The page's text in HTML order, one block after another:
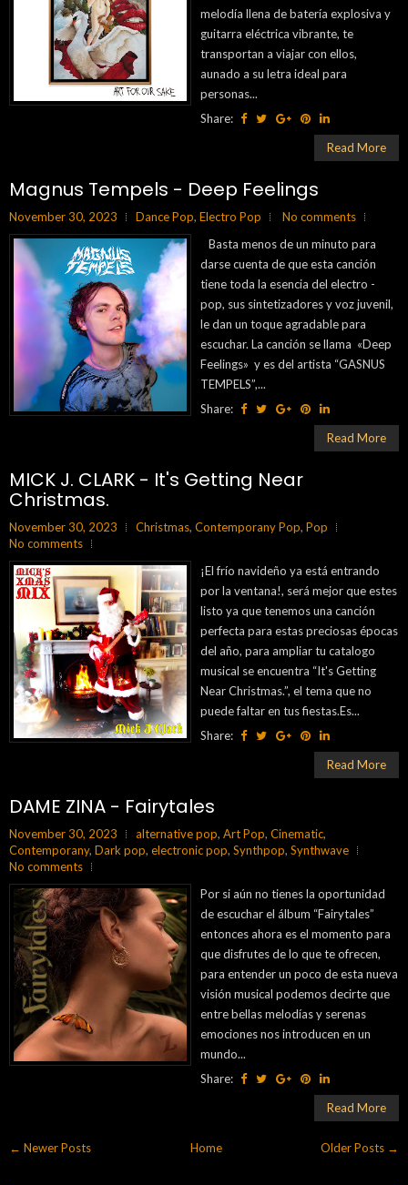
melodía llena de batería explosiva y
guitarra eléctrica vibrante, te
transportan a viajar con ellos,
aunado a su letra ideal para
personas...
Share:
Read More
Magnus Tempels - Deep Feelings
November 30, 2023 Dance Pop, Electro Pop
No comments
Basta menos de un minuto para
darse cuenta de que esta canción
tiene toda la esencia del electro -
pop, sus sintetizadores y voz juvenil,
le dan un toque agradable para
escuchar. La canción se llama «Deep
Feelings» y es del artista “GASNUS
TEMPELS”,...
Share:
Read More
MICK J. CLARK - It's Getting Near
Christmas.
November 30, 2023 Christmas, Contemporany Pop, Pop
No comments
¡El frío navideño ya está entrando
por la ventana!, será mejor que estes
listo ya que tenemos una canción
perfecta para estas preciosas épocas
del año, para ampliar tu catalogo
musical se encuentra “It's Getting
Near Christmas.”, el tema que no
puede faltar en tus fiestas.Es...
Share:
Read More
DAME ZINA - Fairytales
November 30, 2023 alternative pop, Art Pop, Cinematic,
Contemporany, Dark pop, electronic pop, Synthpop, Synthwave
No comments
Por si aún no tienes la oportunidad
de escuchar el álbum “Fairytales”
entonces ahora es el momento para
que disfrutes de lo que te ofrecen,
para entender un poco de esta nueva
visión musical podemos decirte que
entre bellas melodías y serenas
emociones nos introducen en un
mundo...
Share:
Read More
← Newer Posts Older Posts →
Home